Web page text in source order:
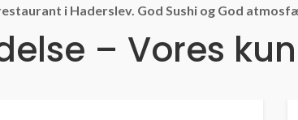
i Haderslev. God Sushi og God
– Vores